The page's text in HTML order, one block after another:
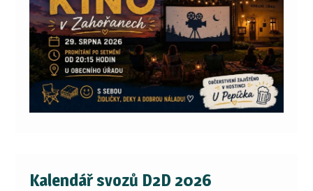
Kalendář svozů D2D 2026